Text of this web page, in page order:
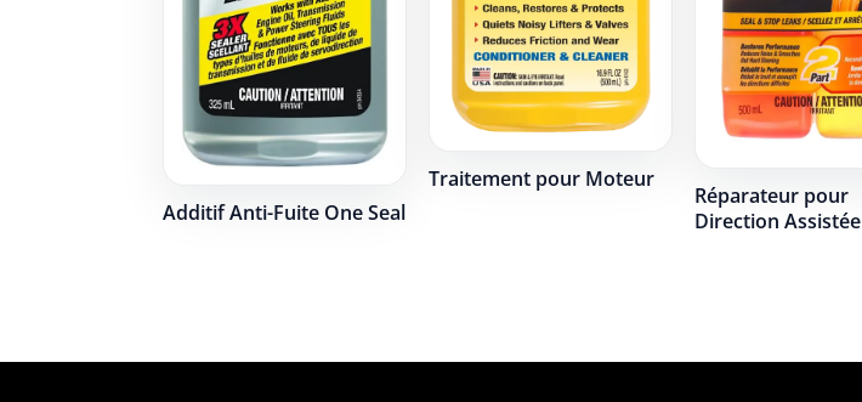
Additif Anti-Fuite One Seal
Traitement pour Moteur
Réparateur pour
Direction Assistée